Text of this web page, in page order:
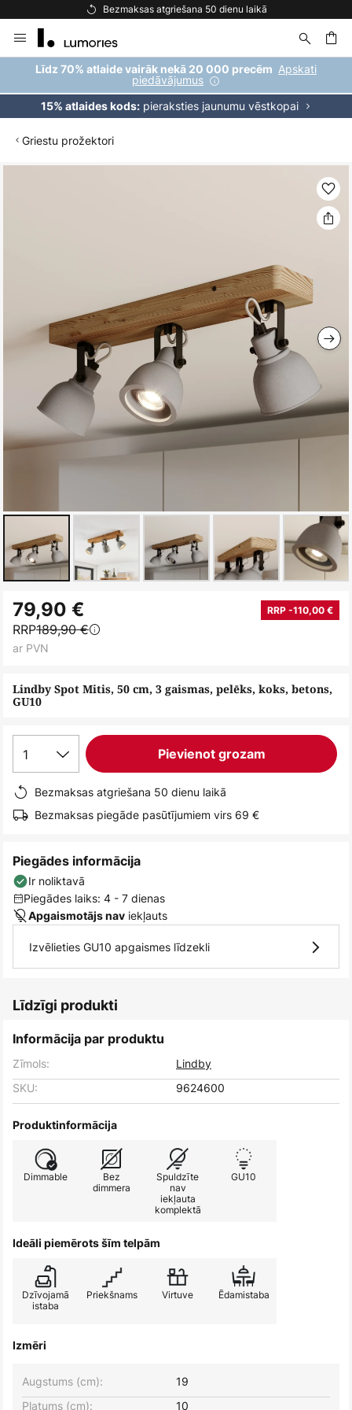
Bezmaksas atgriešana 50 dienu laikā
to
Content
Līdz 70% atlaide vairāk nekā 20 000 precēm Apskati
piedāvājumus
15% atlaides kods:pieraksties jaunumu vēstkopai
Griestu prožektori
uz
galerijas
sākumu
Lindby Spot Mitis, 50 cm, 3 gaismas, pelēks, koks, betons,
GU10
79,90 € RRP -110,00 €
RRP189,90 €
ar PVN
1 Pievienot grozam
Bezmaksas atgriešana 50 dienu laikā
Bezmaksas piegāde pasūtījumiem virs 69 €
Piegādes informācija
Ir noliktavā
Piegādes laiks: 4 - 7 dienas
Apgaismotājs nav iekļauts
Izvēlieties GU10 apgaismes līdzekli
Līdzīgi produkti
Informācija par produktu
Zīmols:
Lindby
SKU:
9624600
Produktinformācija
Dimmable
Bez
dimmera
Spuldzīte
nav
iekļauta
komplektā
GU10
Ideāli piemērots šīm telpām
Dzīvojamā
istaba
Priekšnams Virtuve Ēdamistaba
Izmēri
Platums (cm): 10
Augstums (cm): 19